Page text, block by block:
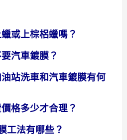
或上棕梠蠟嗎？
汽車鍍膜？
站洗車和汽車鍍膜有何
格多少才合理？
工法有哪些？